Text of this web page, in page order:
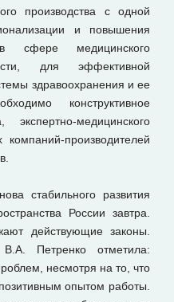
производства с одной
и повышения
сфере медицинского
для эффективной
здравоохранения и ее
конструктивное
экспертно-медицинского
производителей
стабильного развития
России завтра.
действующие законы.
Петренко отметила:
несмотря на то, что
опытом работы.